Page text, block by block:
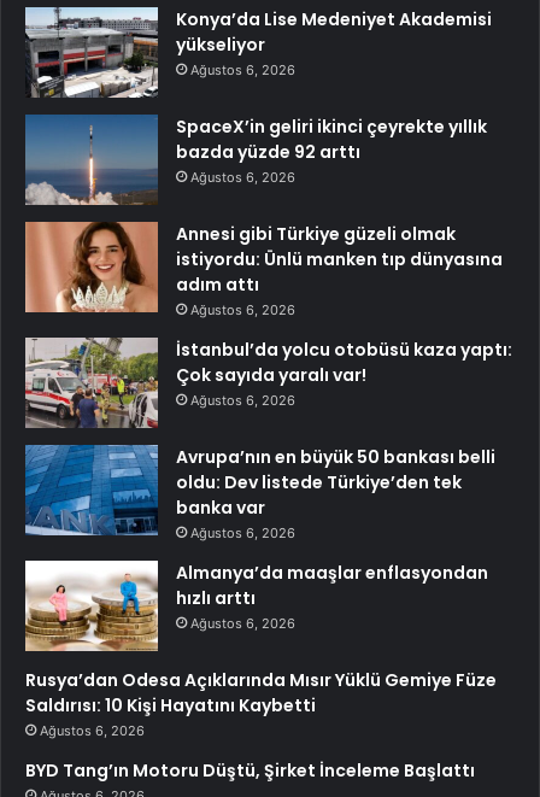
Konya’da Lise Medeniyet Akademisi
yükseliyor
Ağustos 6, 2026
SpaceX’in geliri ikinci çeyrekte yıllık
bazda yüzde 92 arttı
Ağustos 6, 2026
Annesi gibi Türkiye güzeli olmak
istiyordu: Ünlü manken tıp dünyasına
adım attı
Ağustos 6, 2026
İstanbul’da yolcu otobüsü kaza yaptı:
Çok sayıda yaralı var!
Ağustos 6, 2026
Avrupa’nın en büyük 50 bankası belli
oldu: Dev listede Türkiye’den tek
banka var
Ağustos 6, 2026
Almanya’da maaşlar enflasyondan
hızlı arttı
Ağustos 6, 2026
Rusya’dan Odesa Açıklarında Mısır Yüklü Gemiye Füze
Saldırısı: 10 Kişi Hayatını Kaybetti
Ağustos 6, 2026
BYD Tang’ın Motoru Düştü, Şirket İnceleme Başlattı